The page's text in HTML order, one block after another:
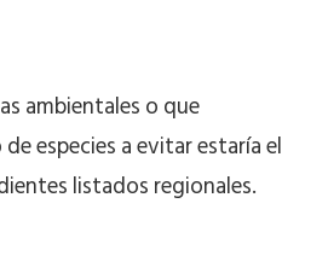
ambientales o que
especies a evitar estaría el
listados regionales.